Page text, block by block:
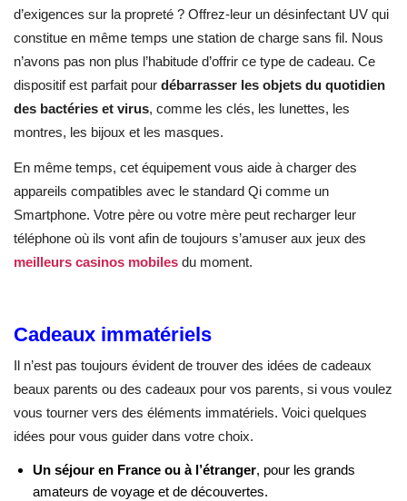
d’exigences sur la propreté ? Offrez-leur un désinfectant UV qui
constitue en même temps une station de charge sans fil. Nous
n’avons pas non plus l’habitude d’offrir ce type de cadeau. Ce
dispositif est parfait pour débarrasser les objets du quotidien
des bactéries et virus, comme les clés, les lunettes, les
montres, les bijoux et les masques.
En même temps, cet équipement vous aide à charger des
appareils compatibles avec le standard Qi comme un
Smartphone. Votre père ou votre mère peut recharger leur
téléphone où ils vont afin de toujours s’amuser aux jeux des
meilleurs casinos mobiles du moment.
Cadeaux immatériels
Il n’est pas toujours évident de trouver des idées de cadeaux
beaux parents ou des cadeaux pour vos parents, si vous voulez
vous tourner vers des éléments immatériels. Voici quelques
idées pour vous guider dans votre choix.
Un séjour en France ou à l’étranger, pour les grands
amateurs de voyage et de découvertes.